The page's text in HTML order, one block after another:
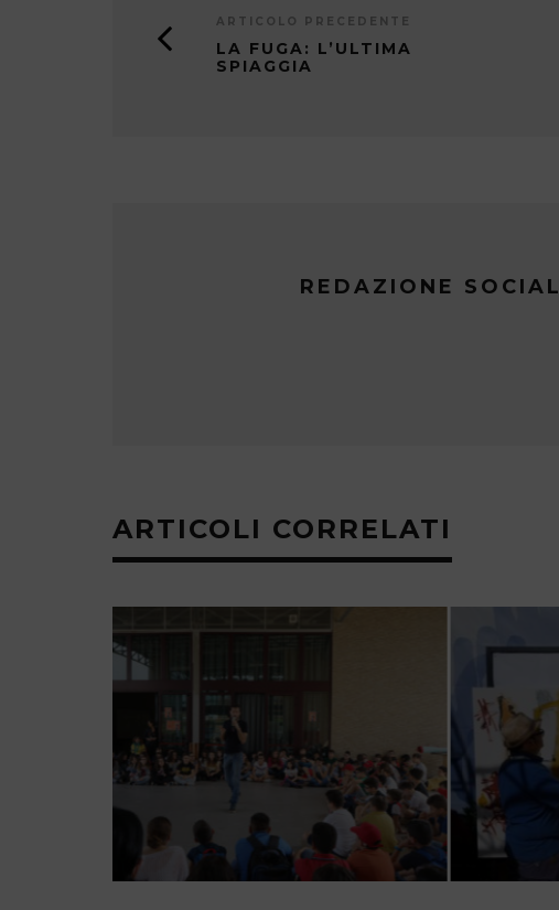
ARTICOLO PRECEDENTE
LA FUGA: L’ULTIMA
SPIAGGIA
REDAZIONE SOCIAL
ARTICOLI CORRELATI